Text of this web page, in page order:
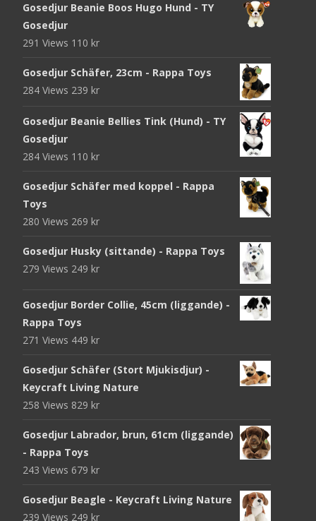
Gosedjur Beanie Boos Hugo Hund - TY
Gosedjur
291 Views 110 kr
Gosedjur Schäfer, 23cm - Rappa Toys
284 Views 239 kr
Gosedjur Beanie Bellies Tink (Hund) - TY
Gosedjur
284 Views 110 kr
Gosedjur Schäfer med koppel - Rappa
Toys
280 Views 269 kr
Gosedjur Husky (sittande) - Rappa Toys
279 Views 249 kr
Gosedjur Border Collie, 45cm (liggande) -
Rappa Toys
271 Views 449 kr
Gosedjur Schäfer (Stort Mjukisdjur) -
Keycraft Living Nature
258 Views 829 kr
Gosedjur Labrador, brun, 61cm (liggande)
- Rappa Toys
243 Views 679 kr
Gosedjur Beagle - Keycraft Living Nature
239 Views 249 kr